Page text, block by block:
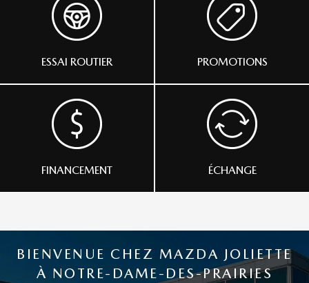
ESSAI ROUTIER PROMOTIONS
FINANCEMENT ÉCHANGE
BIENVENUE CHEZ MAZDA JOLIETTE
À NOTRE-DAME-DES-PRAIRIES